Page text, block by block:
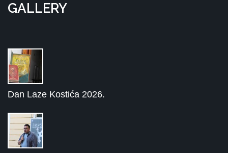
GALLERY
Dan Laze Kostića 2026.